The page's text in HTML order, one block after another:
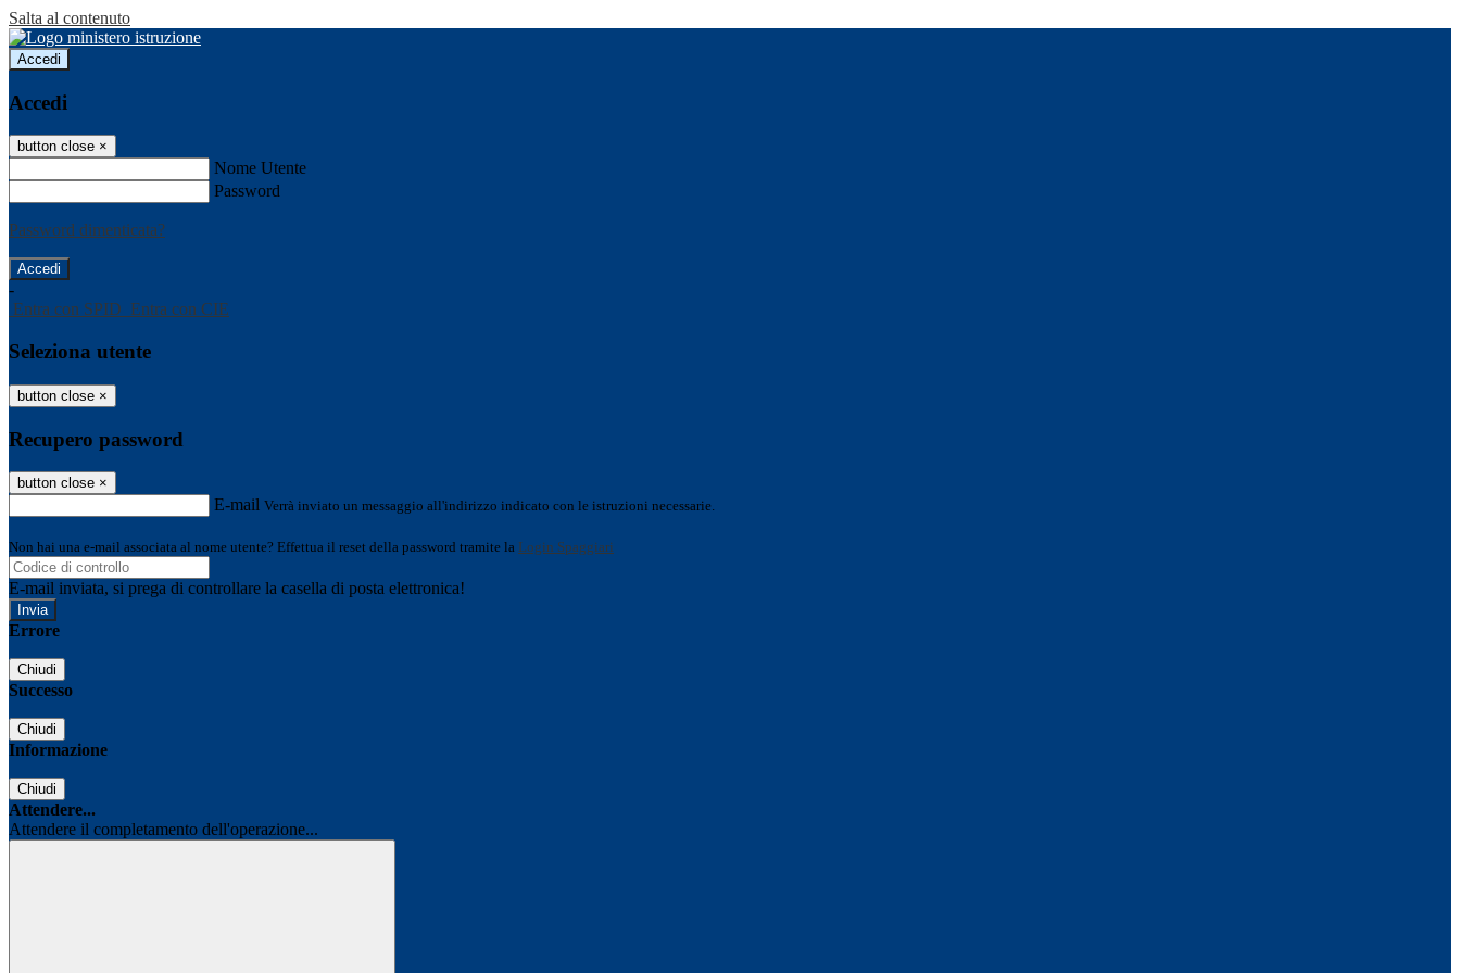
Salta al contenuto
Accedi
Accedi
button close ×
Nome Utente
Password
Password dimenticata?
-
Entra con SPID Entra con CIE
Seleziona utente
button close ×
Recupero password
button close ×
E-mail Verrà inviato un messaggio all'indirizzo indicato con le istruzioni necessarie.
Non hai una e-mail associata al nome utente? Effettua il reset della password tramite la Login Spaggiari
E-mail inviata, si prega di controllare la casella di posta elettronica!
Errore
Chiudi
Successo
Chiudi
Informazione
Chiudi
Attendere...
Attendere il completamento dell'operazione...